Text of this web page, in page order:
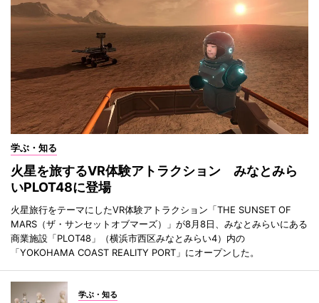
学ぶ・知る
火星を旅するVR体験アトラクション みなとみら
いPLOT48に登場
火星旅行をテーマにしたVR体験アトラクション「THE SUNSET OF
MARS（ザ・サンセットオブマーズ）」が8月8日、みなとみらいにある
商業施設「PLOT48」（横浜市西区みなとみらい4）内の
「YOKOHAMA COAST REALITY PORT」にオープンした。
学ぶ・知る